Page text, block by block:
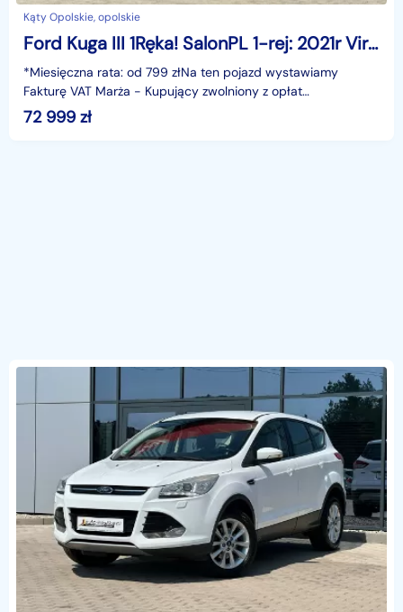
Kąty Opolskie, opolskie
Ford Kuga III 1Ręka! SalonPL 1-rej: 2021r Virtual Kamery Asystenci KeyLess GWARANC
*Miesięczna rata: od 799 złNa ten pojazd wystawiamy
Fakturę VAT Marża - Kupujący zwolniony z opłat
skarbowych.Gwarancja: 6 miesięcy.Cechy
szczególne:Pierwsza re
72 999 zł